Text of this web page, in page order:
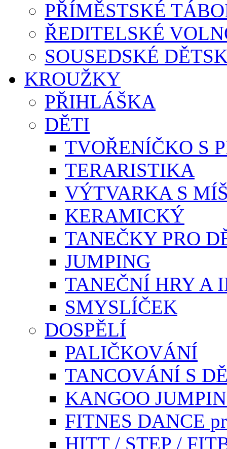
PŘÍMĚSTSKÉ
ŘEDITELSKÉ
SOUSEDSKÉ
KROUŽKY
PŘIHLÁŠKA
DĚTI
TVOŘENÍČKO S
TERARISTIKA
VÝTVARKA S
KERAMICKÝ
TANEČKY PRO
JUMPING
TANEČNÍ HRY A
SMYSLÍČEK
DOSPĚLÍ
PALIČKOVÁNÍ
TANCOVÁNÍ S
KANGOO
FITNES DANCE
HITT / STEP /